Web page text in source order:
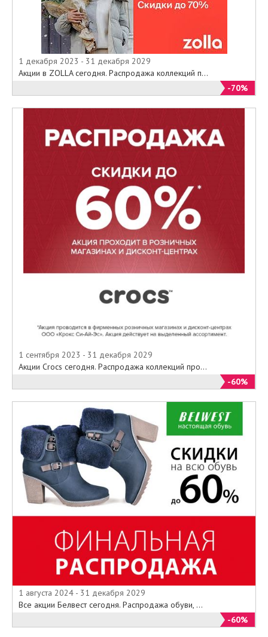
1 декабря 2023 - 31 декабря 2029
Акции в ZOLLA сегодня. Распродажа коллекций п...
-70%
1 сентября 2023 - 31 декабря 2029
Акции Crocs сегодня. Распродажа коллекций про...
-60%
1 августа 2024 - 31 декабря 2029
Все акции Белвест сегодня. Распродажа обуви, ...
-60%